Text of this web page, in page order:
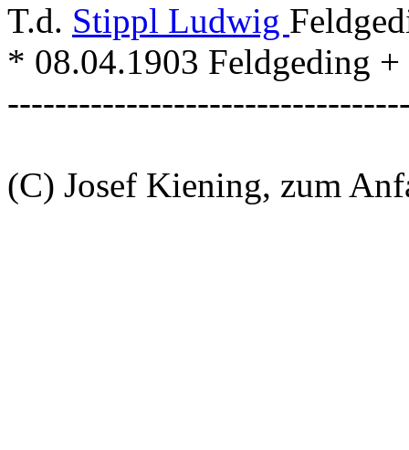
T.d. Stippl Ludwig
* 08.04.1903 Feldgeding
(C) Josef Kiening, zum